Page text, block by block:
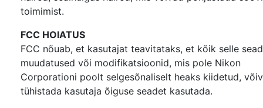
toimimist.
FCC HOIATUS
FCC nõuab, et kasutajat teavitataks, et kõik selle
muudatused või modifikatsioonid, mis pole Nikon
Corporationi poolt selgesõnaliselt heaks kiidetud,
tühistada kasutaja õiguse seadet kasutada.